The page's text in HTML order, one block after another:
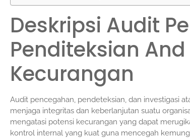
Deskripsi Audit
Penditeksian
Kecurangan
Audit pencegahan, pendeteksian, dan investigasi
menjaga integritas dan keberlanjutan suatu
mengatasi potensi kecurangan yang dapat
kontrol internal yang kuat guna mencegah